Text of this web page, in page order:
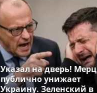
Указал на дверь! Мерц
публично унижает
Украину. Зеленский в